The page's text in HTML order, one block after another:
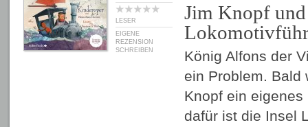
LESER
EIGENE
REZENSION
SCHREIBEN
Jim Knopf
König Alfons der
ein Problem. Bald
Knopf ein
dafür ist die Insel